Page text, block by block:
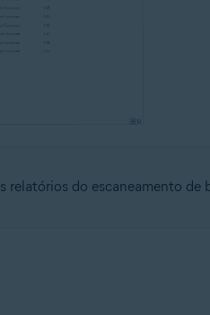
relatórios do escaneamento de